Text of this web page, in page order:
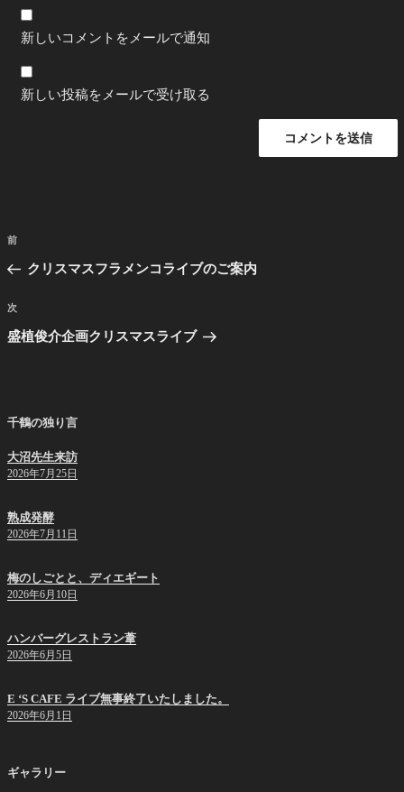
新しいコメントをメールで通知
新しい投稿をメールで受け取る
投
ナ
ビ
ゲ
ン
前
の
稿
前
クリスマスフラメンコライブのご案内
次
の
次
盛植俊介企画クリスマスライブ
千鶴の独り言
大沼先生来訪
2026年7月25日
熟成発酵
2026年7月11日
梅のしごとと、ディエギート
2026年6月10日
ハンバーグレストラン葦
2026年6月5日
E ‘S CAFE ライブ無事終了いたしました。
2026年6月1日
ギャラリー